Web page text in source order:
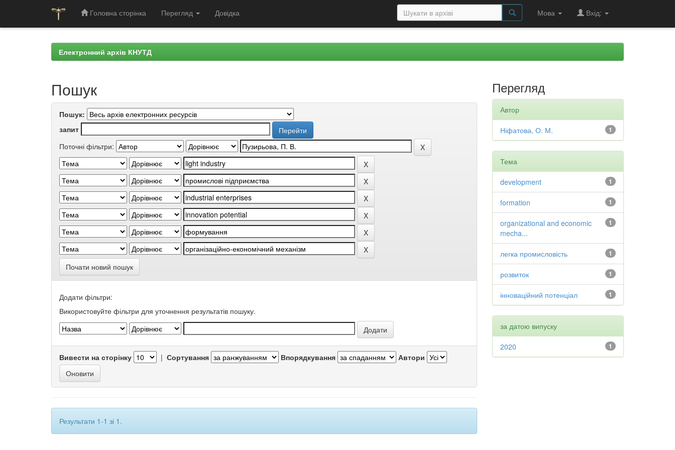
Головна сторінка Перегляд Довідка Мова Вхід:
Електронний архів КНУТД
Пошук
Пошук:
запит
Поточні фільтри:
Почати новий пошук
Додати фільтри:
Використовуйте фільтри для уточнення результатів пошуку.
Вивести на сторінку | Сортування Впорядкування Автори
Результати 1-1 зі 1.
Перегляд
Автор
1
Ніфатова, О. М.
Тема
1
development
1
formation
1
organizational and economic
mecha...
1
легка промисловість
1
розвиток
1
інноваційний потенціал
за датою випуску
1
2020